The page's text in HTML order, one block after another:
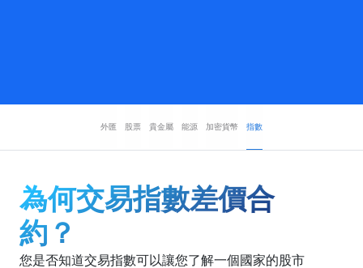
外匯 股票 貴金屬 能源 加密貨幣 指數
為何交易指數差價合
約？
您是否知道交易指數可以讓您了解一個國家的股市